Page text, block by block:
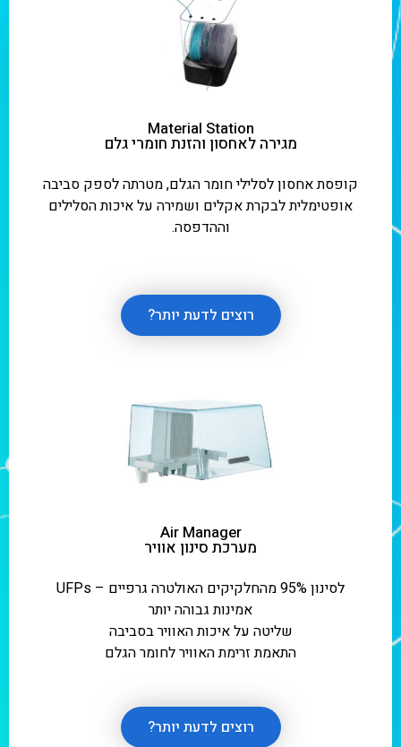
Material Station
מגירה לאחסון והזנת חומרי גלם
קופסת אחסון לסלילי חומר הגלם, מטרתה לספק סביבה
אופטימלית לבקרת אקלים ושמירה על איכות הסלילים
וההדפסה.
רוצים לדעת יותר?
Air Manager
מערכת סינון אוויר
לסינון 95% מהחלקיקים האולטרה גרפיים – UFPs
אמינות גבוהה יותר
שליטה על איכות האוויר בסביבה
התאמת זרימת האוויר לחומר הגלם
רוצים לדעת יותר?